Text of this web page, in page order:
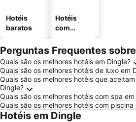
Hotéis
baratos
Hotéis
com
mento
Perguntas Frequentes
Quais são os melhores hotéis em Dingle?
Quais são os melhores hotéis de luxo em
Quais são os melhores hotéis que
Dingle?
Quais são os melhores hotéis com spa em
Quais são os melhores hotéis com piscina
Hotéis em Dingle